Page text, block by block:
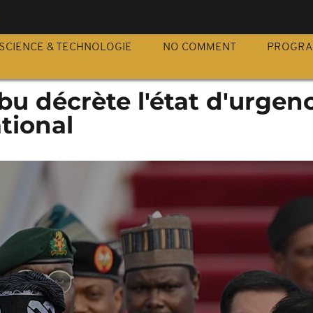
SCIENCE & TECHNOLOGIE NO COMMENT
décrète l'état